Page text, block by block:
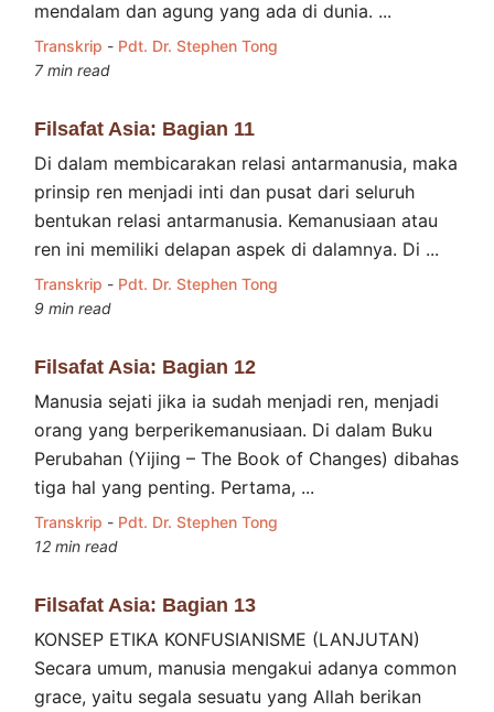
mendalam dan agung yang ada di dunia. ...
Transkrip - Pdt. Dr. Stephen Tong
7 min read
Filsafat Asia: Bagian 11
Di dalam membicarakan relasi antarmanusia, maka
prinsip ren menjadi inti dan pusat dari seluruh
bentukan relasi antarmanusia. Kemanusiaan atau
ren ini memiliki delapan aspek di dalamnya. Di ...
Transkrip - Pdt. Dr. Stephen Tong
9 min read
Filsafat Asia: Bagian 12
Manusia sejati jika ia sudah menjadi ren, menjadi
orang yang berperikemanusiaan. Di dalam Buku
Perubahan (Yijing – The Book of Changes) dibahas
tiga hal yang penting. Pertama, ...
Transkrip - Pdt. Dr. Stephen Tong
12 min read
Filsafat Asia: Bagian 13
KONSEP ETIKA KONFUSIANISME (LANJUTAN)
Secara umum, manusia mengakui adanya common
grace, yaitu segala sesuatu yang Allah berikan